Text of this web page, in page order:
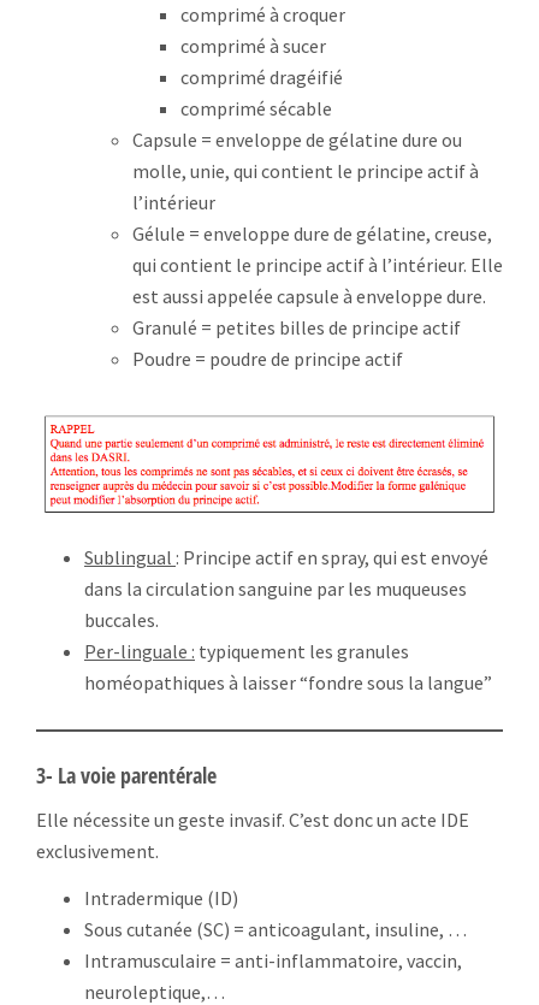
comprimé à croquer
comprimé à sucer
comprimé dragéifié
comprimé sécable
Capsule = enveloppe de gélatine dure ou
molle, unie, qui contient le principe actif à
l’intérieur
Gélule = enveloppe dure de gélatine, creuse,
qui contient le principe actif à l’intérieur. Elle
est aussi appelée capsule à enveloppe dure.
Granulé = petites billes de principe actif
Poudre = poudre de principe actif
Sublingual : Principe actif en spray, qui est envoyé
dans la circulation sanguine par les muqueuses
buccales.
Per-linguale : typiquement les granules
homéopathiques à laisser “fondre sous la langue”
3- La voie parentérale
Elle nécessite un geste invasif. C’est donc un acte IDE
exclusivement.
Intradermique (ID)
Sous cutanée (SC) = anticoagulant, insuline, …
Intramusculaire = anti-inflammatoire, vaccin,
neuroleptique,…